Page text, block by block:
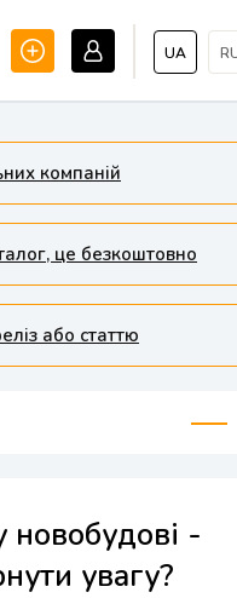
UA
компаній
це безкоштовно
або статтю
новобудові -
увагу?